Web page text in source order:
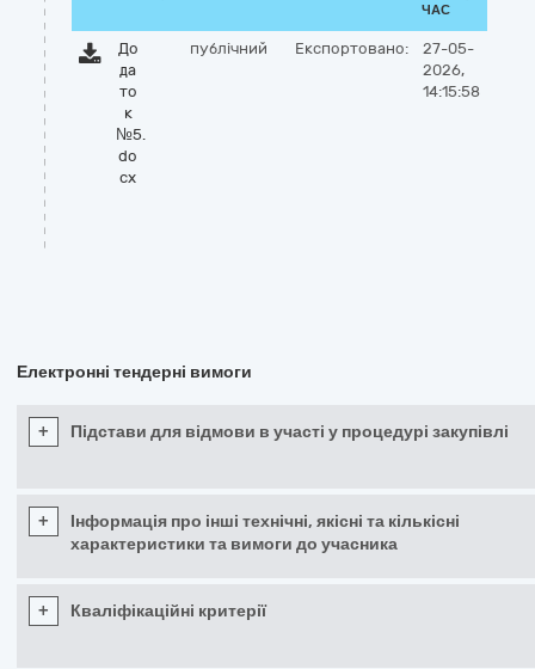
ЧАС
До
да
то
к
№5.
do
cx
публічний Експортовано:
27-05-
2026,
14:15:58
Електронні тендерні вимоги
+ Підстави для відмови в участі у процедурі закупівлі
+
Інформація про інші технічні, якісні та кількісні
характеристики та вимоги до учасника
+ Кваліфікаційні критерії